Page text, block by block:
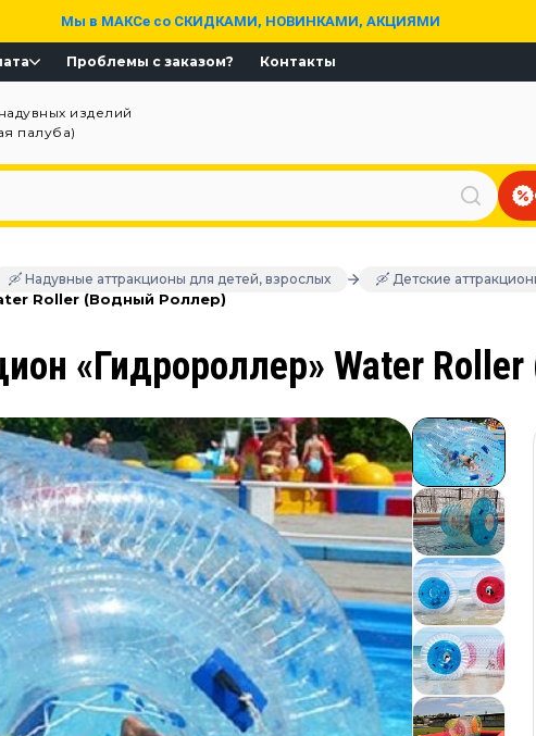
Мы в МАКСе со СКИДКАМИ, НОВИНКАМИ, АКЦИЯМИ
Проблемы с заказом? Контакты
изделий
палуба)
🛶 Надувные аттракционы для детей, взрослых 🛶 Детские
Roller (Водный Роллер)
«Гидророллер» Water